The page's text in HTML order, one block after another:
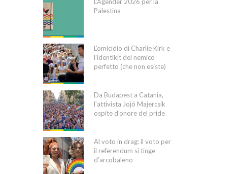
Palestina
L’omicidio di Charlie Kirk e
l’identikit del nemico
perfetto (che non esiste)
Da Budapest a Catania,
l’attivista Jojó Majercsik
ospite d’onore del pride
Al voto in drag: il voto per
il referendum si tinge
d’arcobaleno